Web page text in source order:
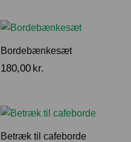
Bordebænkesæt
180,00 kr.
Betræk til cafeborde